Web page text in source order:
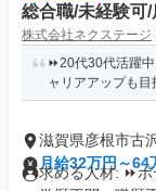
総合職/未経験可
株式会社ネクステージ
⏩️20代30代活躍
ャリアアップも目
滋賀県彦根市古
月給32万円～64
求める人材: ⏩️